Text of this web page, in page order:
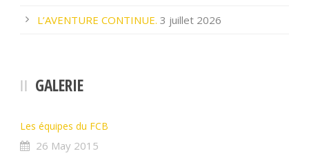
L’AVENTURE CONTINUE. 3 juillet 2026
GALERIE
Les équipes du FCB
26 May 2015